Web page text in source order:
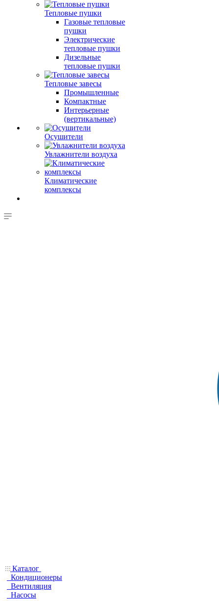
Тепловые пушки
Газовые тепловые
пушки
Электрические
тепловые пушки
Дизельные
тепловые пушки
Тепловые завесы
Промышленные
Компактные
Интерьерные
(вертикальные)
Осушители
Увлажнители воздуха
Климатические
комплексы
Каталог
Кондиционеры
Вентиляция
Насосы